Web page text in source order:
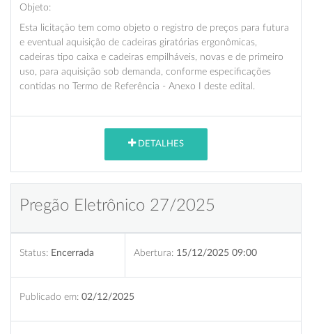
Objeto:
Esta licitação tem como objeto o registro de preços para futura
e eventual aquisição de cadeiras giratórias ergonômicas,
cadeiras tipo caixa e cadeiras empilháveis, novas e de primeiro
uso, para aquisição sob demanda, conforme especificações
contidas no Termo de Referência - Anexo I deste edital.
DETALHES
Pregão Eletrônico 27/2025
Status: Encerrada Abertura: 15/12/2025 09:00
Publicado em: 02/12/2025